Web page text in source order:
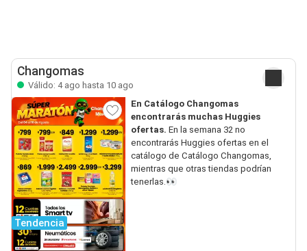
Changomas
Válido: 4 ago hasta 10 ago
Tendencia
En Catálogo Changomas
encontrarás muchas Huggies
ofertas. En la semana 32 no
encontrarás Huggies ofertas en el
catálogo de Catálogo Changomas,
mientras que otras tiendas podrían
tenerlas.👀